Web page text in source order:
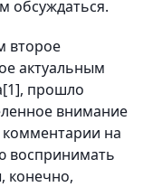
обсуждаться.
второе
актуальным
прошло
внимание
на
воспринимать
конечно,